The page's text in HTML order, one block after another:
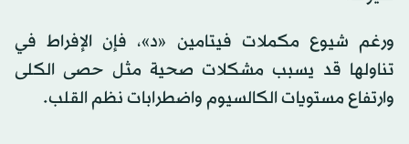
ورغم شيوع مكملات فيتامين «د»، فإن الإفراط في
تناولها قد يسبب مشكلات صحية مثل حصى الكلى
وارتفاع مستويات الكالسيوم واضطرابات نظم القلب.